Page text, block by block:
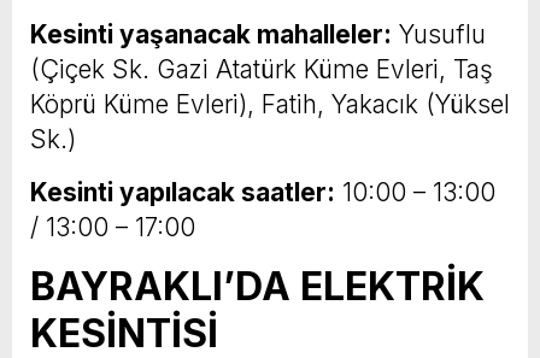
Kesinti yaşanacak mahalleler: Yusuflu
(Çiçek Sk. Gazi Atatürk Küme Evleri, Taş
Köprü Küme Evleri), Fatih, Yakacık (Yüksel
Sk.)
Kesinti yapılacak saatler: 10:00 – 13:00
/ 13:00 – 17:00
BAYRAKLI’DA ELEKTRİK
KESİNTİSİ